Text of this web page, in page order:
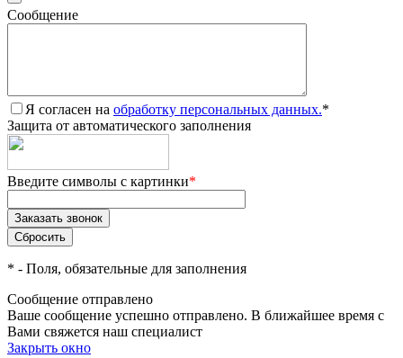
Сообщение
Я согласен на обработку персональных данных.*
Защита от автоматического заполнения
Введите символы с картинки*
* - Поля, обязательные для заполнения
Сообщение отправлено
Ваше сообщение успешно отправлено. В ближайшее время с
Вами свяжется наш специалист
Закрыть окно